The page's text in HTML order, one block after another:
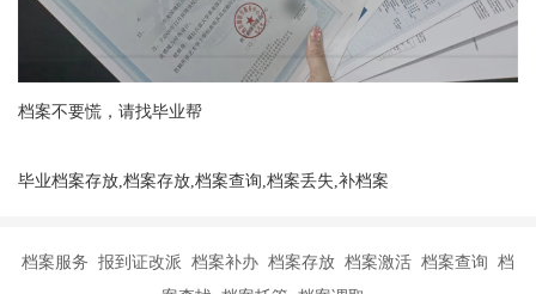
档案不要慌，请找毕业帮
毕业档案存放,档案存放,档案查询,档案丢失,补档案
档案服务 报到证改派 档案补办 档案存放 档案激活 档案查询 档